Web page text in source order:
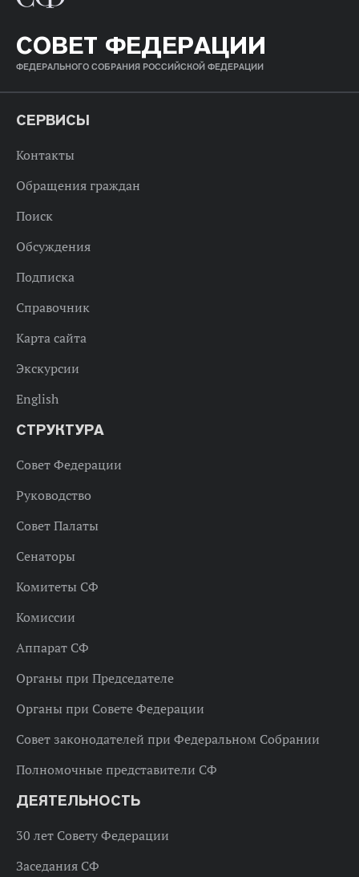
СОВЕТ ФЕДЕРАЦИИ
ФЕДЕРАЛЬНОГО СОБРАНИЯ РОССИЙСКОЙ ФЕДЕРАЦИИ
СЕРВИСЫ
Контакты
Обращения граждан
Поиск
Обсуждения
Подписка
Справочник
Карта сайта
Экскурсии
English
СТРУКТУРА
Совет Федерации
Руководство
Совет Палаты
Сенаторы
Комитеты СФ
Комиссии
Аппарат СФ
Органы при Председателе
Органы при Совете Федерации
Совет законодателей при Федеральном Собрании
Полномочные представители СФ
ДЕЯТЕЛЬНОСТЬ
30 лет Совету Федерации
Заседания СФ